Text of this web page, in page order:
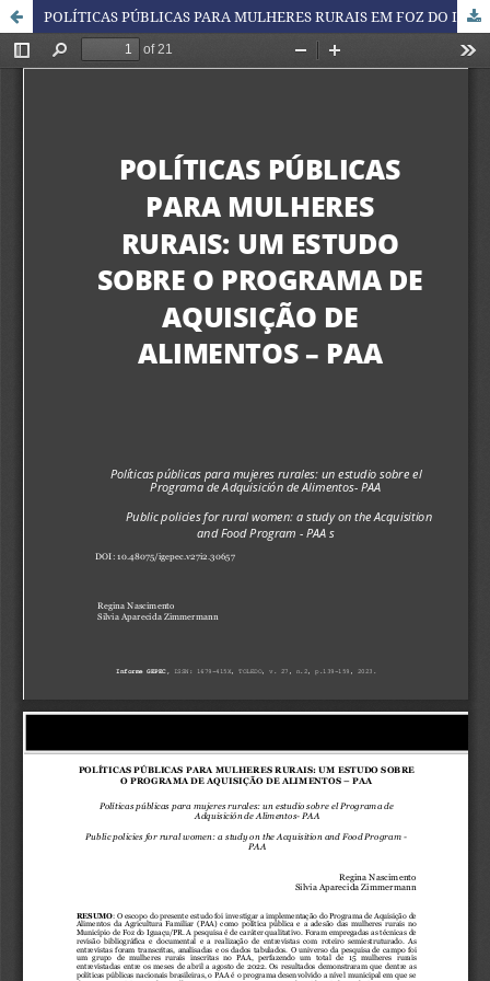
POLÍTICAS PÚBLICAS PARA MULHERES RURAIS EM FOZ DO IGUAÇU: UM ESTUDO SOBRE O PROGRAMA DE AQUISIÇÃO DE ALIMENTOS – PAA / PUBLIC POLICIES FOR RURAL WOMEN: A STUDY ON THE ACQUISITION AND FOOD PROGRAM - PAA